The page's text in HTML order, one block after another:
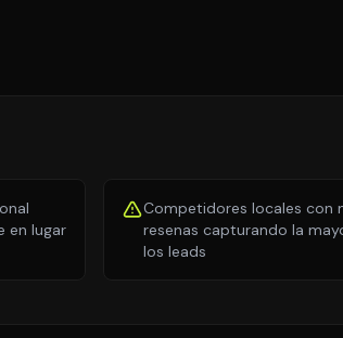
en lugar
Competidores locales con
resenas capturando la
los leads